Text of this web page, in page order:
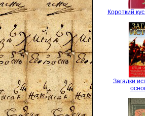
Короткий кус
Загадки